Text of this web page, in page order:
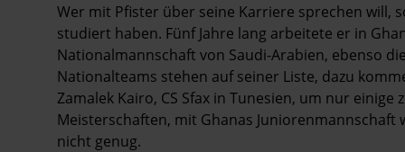
Wer mit Pfister über seine Karriere sprechen will,
studiert haben. Fünf Jahre lang arbeitete er in
Nationalmannschaft von Saudi-Arabien, ebenso
Nationalteams stehen auf seiner Liste, dazu
Zamalek Kairo, CS Sfax in Tunesien, um nur
Meisterschaften, mit Ghanas
nicht genug.